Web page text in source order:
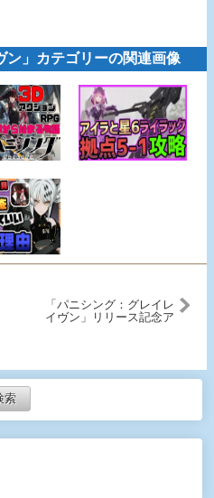
ン」カテゴリーの関連画像
「パニシング：グレイレ
イヴン」リリース記念ア